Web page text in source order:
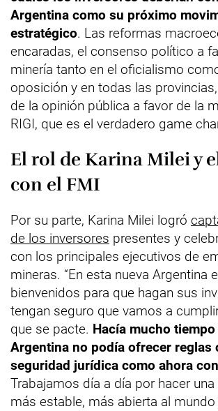
Argentina como su próximo
estratégico. Las reformas
encaradas, el consenso político a
minería tanto en el oficialismo
oposición y en todas las
de la opinión pública a favor de la
RIGI, que es el verdadero game
El rol de Karina Milei y
con el FMI
Por su parte, Karina Milei logró
de los inversores presentes y
con los principales ejecutivos de
mineras. “En esta nueva Argentina
bienvenidos para que hagan sus
tengan seguro que vamos a
que se pacte. Hacía mucho
Argentina no podía ofrecer reglas
seguridad jurídica como ahora
Trabajamos día a día por hacer
más estable, más abierta al